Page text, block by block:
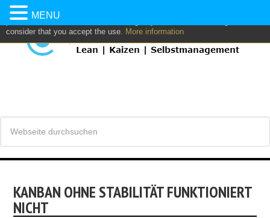
This website uses own and/or third parties cookies to: analyze,
personalize content and/or advertising. If you continue browsing, we
consider that you accept the use. More information
KANBAN OHNE STABILITÄT FUNKTIONIERT
NICHT
MENU